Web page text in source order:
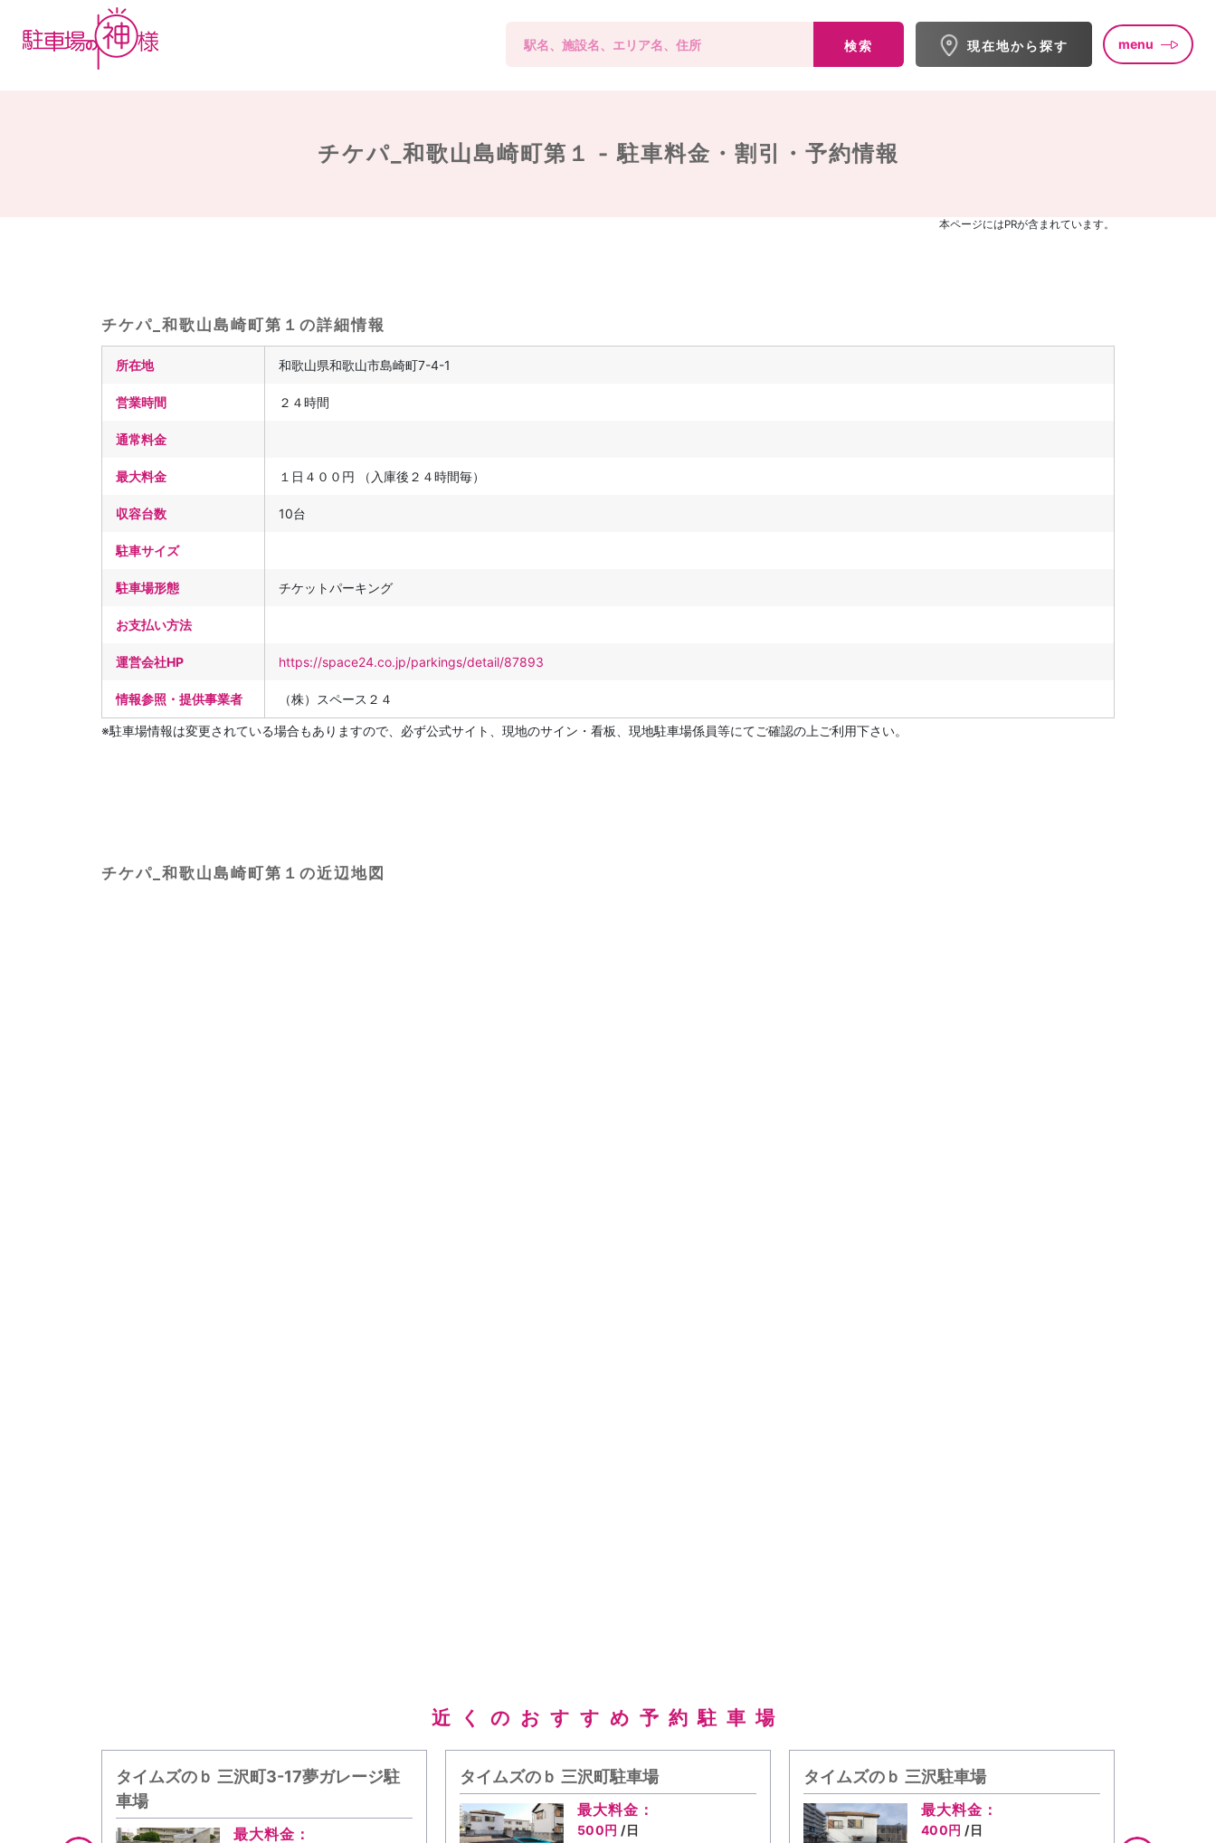
検索 現在地から探す menu
チケパ_和歌山島崎町第１ -駐車料金・割引・予約情報
本ページにはPRが含まれています。
チケパ_和歌山島崎町第１の詳細情報
所在地 和歌山県和歌山市島崎町7-4-1
営業時間 ２４時間
通常料金
最大料金 １日４００円 （入庫後２４時間毎）
収容台数 10台
駐車サイズ
駐車場形態 チケットパーキング
お支払い方法
運営会社HP https://space24.co.jp/parkings/detail/87893
情報参照・提供事業者 （株）スペース２４
※駐車場情報は変更されている場合もありますので、必ず公式サイト、現地のサイン・看板、現地駐車場係員等にてご確認の上ご利用下さい。
チケパ_和歌山島崎町第１の近辺地図
近くのおすすめ予約駐車場
タイムズのｂ 三沢町3-17夢ガレージ駐
車場
最大料金：
タイムズのｂ 三沢町駐車場
最大料金：
500円 /日
タイムズのｂ 三沢駐車場
最大料金：
400円 /日